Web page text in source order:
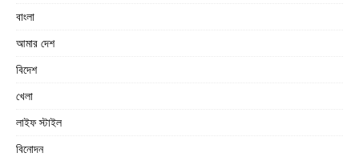
বাংলা
আমার দেশ
বিদেশ
খেলা
লাইফ স্টাইল
বিনোদন